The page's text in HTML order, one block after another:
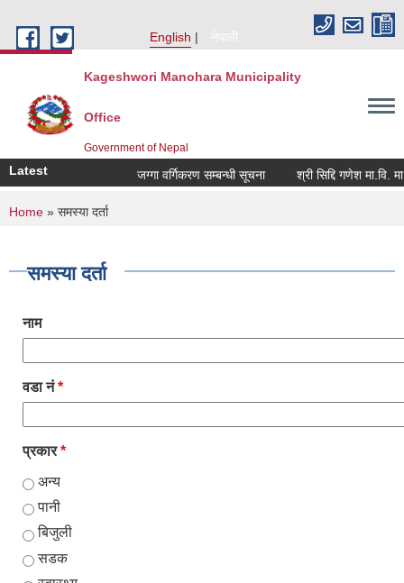
English
नेपाली
Kageshwori Manohara Municipality
Office
Government of Nepal
Latest जग्गा वर्गिकरण सम्बन्धी सूचना श्री सिद्दि गणेश मा.वि. मा
You are here
Home » समस्या दर्ता
समस्या दर्ता
नाम
वडा नं*
प्रकार*
अन्य
पानी
बिजुली
सडक